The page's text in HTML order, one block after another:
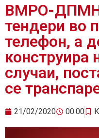
ВМРО-
тендери во
телефон, а
конструира
случаи,
се
21/02/2020 00:00